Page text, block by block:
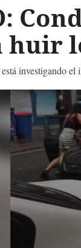
huir
investigando el